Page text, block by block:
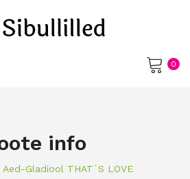
0
info
Aed-Gladiool THAT`S LOVE